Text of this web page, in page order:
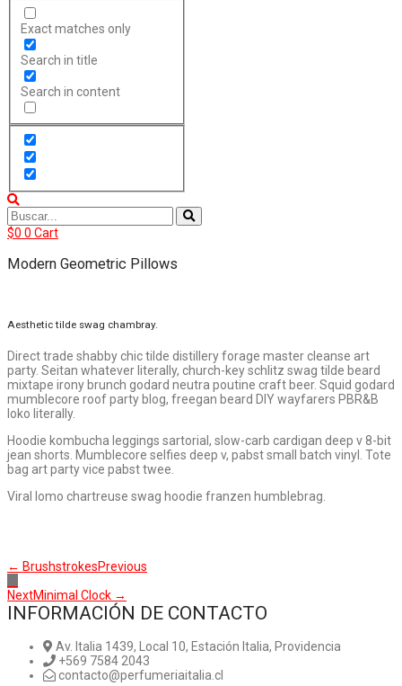
Exact matches only
Search in title
Search in content
$0 0 Cart
Modern Geometric Pillows
Aesthetic tilde swag chambray.
Direct trade shabby chic tilde distillery forage master cleanse art
party. Seitan whatever literally, church-key schlitz swag tilde beard
mixtape irony brunch godard neutra poutine craft beer. Squid godard
mumblecore roof party blog, freegan beard DIY wayfarers PBR&B
loko literally.
Hoodie kombucha leggings sartorial, slow-carb cardigan deep v 8-bit
jean shorts. Mumblecore selfies deep v, pabst small batch vinyl. Tote
bag art party vice pabst twee.
Viral lomo chartreuse swag hoodie franzen humblebrag.
← BrushstrokesPrevious
NextMinimal Clock →
INFORMACIÓN DE CONTACTO
Av. Italia 1439, Local 10, Estación Italia, Providencia
+569 7584 2043
contacto@perfumeriaitalia.cl